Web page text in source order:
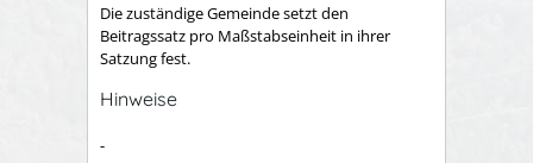
Die zuständige Gemeinde setzt den
Beitragssatz pro Maßstabseinheit in ihrer
Satzung fest.
Hinweise
-